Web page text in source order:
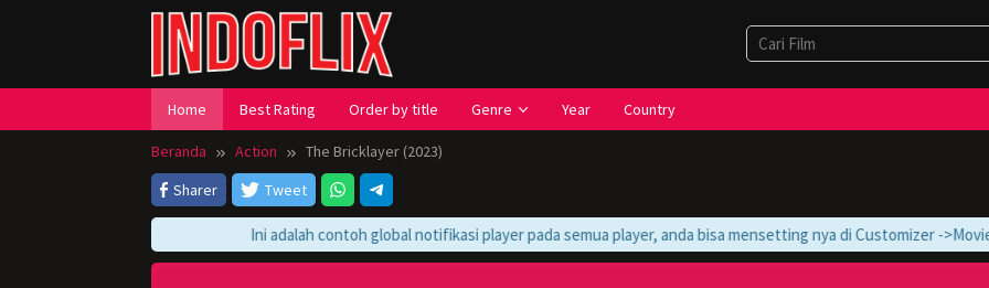
Home Best Rating Order by title Genre Year Country
Beranda Action
The Bricklayer (2023)
Sharer
Tweet
Ini adalah contoh global notifikasi player pada semua player, anda bisa mensetting nya di Customizer ->Movie ->